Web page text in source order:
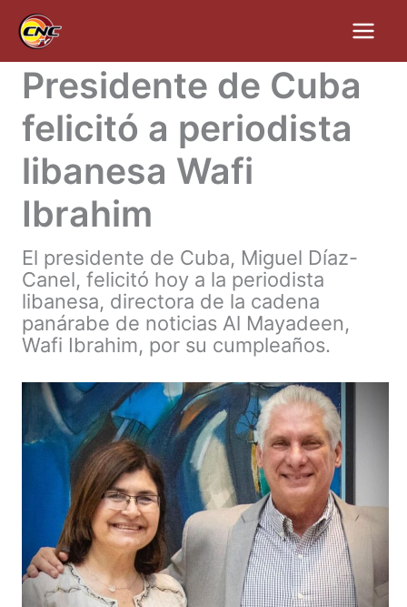
contenido
Presidente de Cuba
felicitó a periodista
libanesa Wafi
Ibrahim
El presidente de Cuba, Miguel Díaz-
Canel, felicitó hoy a la periodista
libanesa, directora de la cadena
panárabe de noticias Al Mayadeen,
Wafi Ibrahim, por su cumpleaños.